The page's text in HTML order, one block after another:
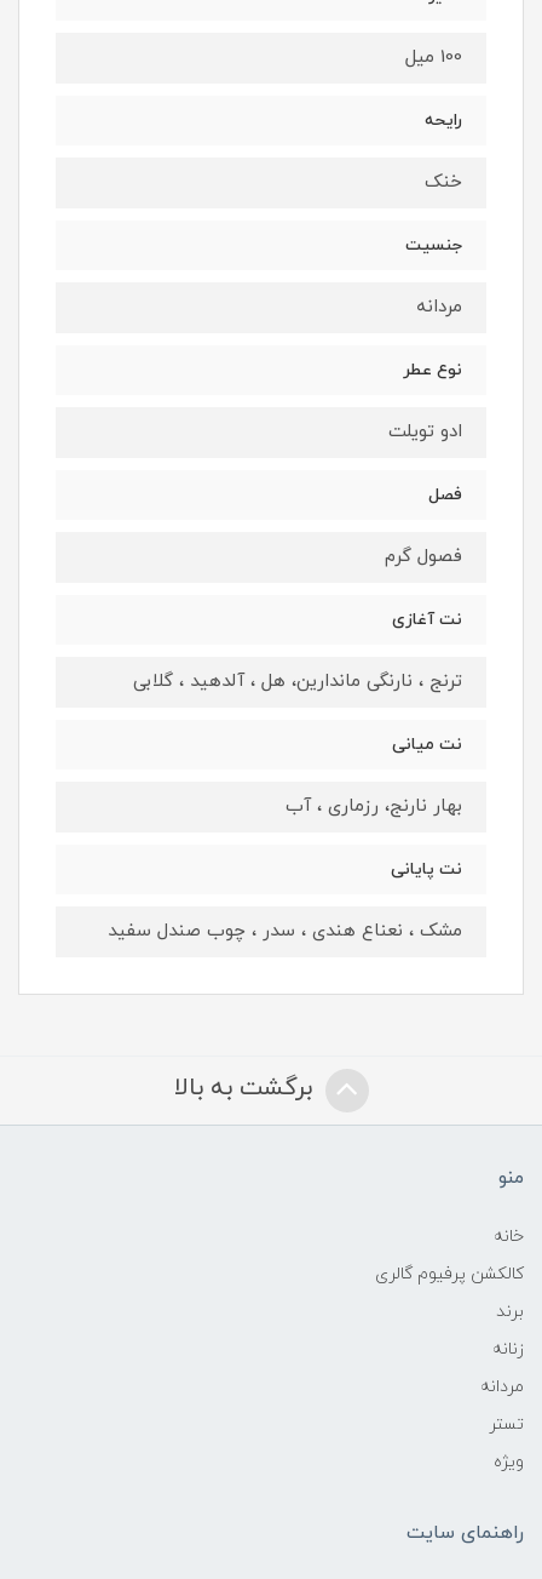
100 میل
رایحه
خنک
جنسیت
مردانه
نوع عطر
ادو تویلت
فصل
فصول گرم
نت آغازی
ترنج ، نارنگی ماندارین، هل ، آلدهید ، گلابی
نت میانی
بهار نارنج، رزماری ، آب
نت پایانی
مشک ، نعناع هندی ، سدر ، چوب صندل سفید
برگشت به بالا
منو
خانه
کالکشن پرفیوم گالری
برند
زنانه
مردانه
تستر
ویژه
راهنمای سایت